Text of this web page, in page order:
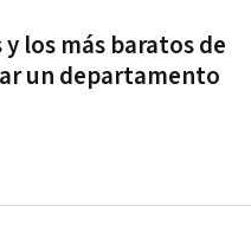
los más baratos de
un departamento